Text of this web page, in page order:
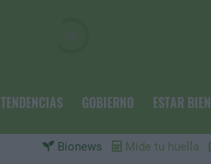
TENDENCIAS GOBIERNO ESTAR BIEN
Bionews Mide tu huella